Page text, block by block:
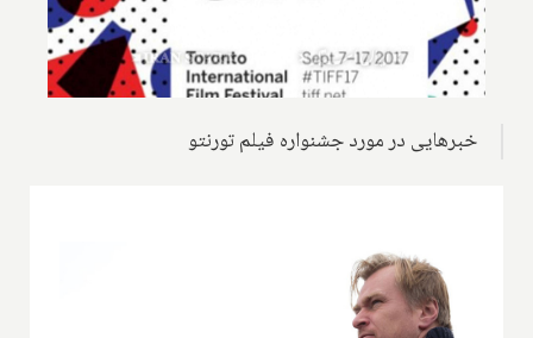
خبرهایی در مورد جشنواره فیلم تورنتو